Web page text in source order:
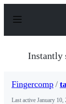
p
Instantly
Fingercomp /
Last active January 10,